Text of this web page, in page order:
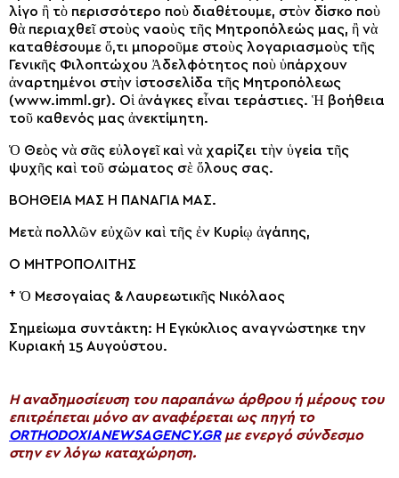
λίγο ἢ τὸ περισσότερο ποὺ διαθέτουμε, στὸν δίσκο ποὺ
θὰ περιαχθεῖ στοὺς ναοὺς τῆς Μητροπόλεώς μας, ἢ νὰ
καταθέσουμε ὅ,τι μποροῦμε στoὺς λογαριασμοὺς τῆς
Γενικῆς Φιλοπτώχου Ἀδελφότητος ποὺ ὑπάρχουν
ἀναρτημένοι στὴν ἱστοσελίδα τῆς Μητροπόλεως
(www.imml.gr). Οἱ ἀνάγκες εἶναι τεράστιες. Ἡ βοήθεια
τοῦ καθενός μας ἀνεκτίμητη.
Ὁ Θεὸς νὰ σᾶς εὐλογεῖ καὶ νὰ χαρίζει τὴν ὑγεία τῆς
ψυχῆς καὶ τοῦ σώματος σὲ ὅλους σας.
ΒΟΗΘΕΙΑ ΜΑΣ Η ΠΑΝΑΓΙΑ ΜΑΣ.
Μετὰ πολλῶν εὐχῶν καὶ τῆς ἐν Κυρίῳ ἀγάπης,
Ο ΜΗΤΡΟΠΟΛΙΤΗΣ
† Ὁ Μεσογαίας & Λαυρεωτικῆς Νικόλαος
Σημείωμα συντάκτη: Η Εγκύκλιος αναγνώστηκε την
Κυριακή 15 Αυγούστου.
H αναδημοσίευση του παραπάνω άρθρου ή μέρους του
επιτρέπεται μόνο αν αναφέρεται ως πηγή το
ORTHODOXIANEWSAGENCY.GRμε ενεργό σύνδεσμο
στην εν λόγω καταχώρηση.